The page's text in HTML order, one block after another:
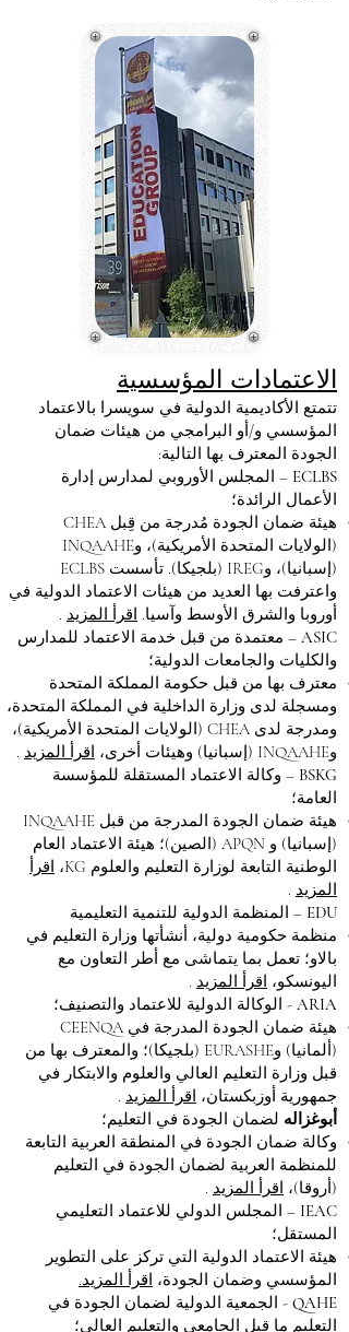
الاعتمادات المؤسسية
تتمتع الأكاديمية الدولية في سويسرا بالاعتماد
المؤسسي و/أو البرامجي من هيئات ضمان
الجودة المعترف بها التالية:
ECLBS – المجلس الأوروبي لمدارس إدارة
الأعمال الرائدة؛
هيئة ضمان الجودة مُدرجة من قِبل CHEA
(الولايات المتحدة الأمريكية)، وINQAAHE
(إسبانيا)، وIREG (بلجيكا). تأسست ECLBS
واعترفت بها العديد من هيئات الاعتماد الدولية في
أوروبا والشرق الأوسط وآسيا. اقرأ المزيد .
ASIC – معتمدة من قبل خدمة الاعتماد للمدارس
والكليات والجامعات الدولية؛
معترف بها من قبل حكومة المملكة المتحدة
ومسجلة لدى وزارة الداخلية في المملكة المتحدة،
ومدرجة لدى CHEA (الولايات المتحدة الأمريكية)،
وINQAAHE (إسبانيا) وهيئات أخرى،
اقرأ المزيد .
BSKG – وكالة الاعتماد المستقلة للمؤسسة
العامة؛
هيئة ضمان الجودة المدرجة من قبل INQAAHE
(إسبانيا) و APQN (الصين)؛ هيئة الاعتماد العام
الوطنية التابعة لوزارة التعليم والعلوم KG،
اقرأ
المزيد .
EDU
– المنظمة الدولية للتنمية التعليمية
منظمة حكومية دولية، أنشأتها وزارة التعليم في
بالاو؛ تعمل بما يتماشى مع أطر التعاون مع
اليونسكو، اقرأ المزيد .
ARIA - الوكالة الدولية للاعتماد والتصنيف؛
هيئة ضمان الجودة المدرجة في CEENQA
(ألمانيا) وEURASHE (بلجيكا)؛ والمعترف بها من
قبل وزارة التعليم العالي والعلوم والابتكار في
جمهورية أوزبكستان، اقرأ المزيد .
أبوغزاله لضمان الجودة في التعليم؛
وكالة ضمان الجودة في المنطقة العربية التابعة
للمنظمة العربية لضمان الجودة في التعليم
(أروقا)، اقرأ المزيد .
IEAC – المجلس الدولي للاعتماد التعليمي
المستقل؛
هيئة الاعتماد الدولية التي تركز على التطوير
المؤسسي وضمان الجودة، اقرأ المزيد.
QAHE - الجمعية الدولية لضمان الجودة في
التعليم ما قبل الجامعي والتعليم العالي؛